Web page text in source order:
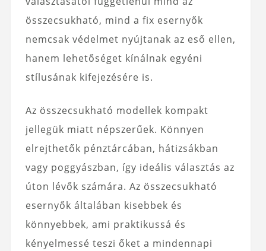
összecsukható, mind a fix esernyők
nemcsak védelmet nyújtanak az eső ellen,
hanem lehetőséget kínálnak egyéni
stílusának kifejezésére is.
Az összecsukható modellek kompakt
jellegük miatt népszerűek. Könnyen
elrejthetők pénztárcában, hátizsákban
vagy poggyászban, így ideális választás az
úton lévők számára. Az összecsukható
esernyők általában kisebbek és
könnyebbek, ami praktikussá és
kényelmessé teszi őket a mindennapi